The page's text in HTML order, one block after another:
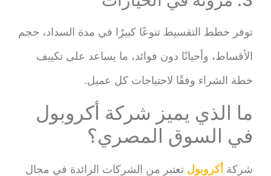
توفر خطط التقسيط تنوعًا كبيرًا في مدة السداد، حجم
الأقساط، وأحيانًا دون فوائد، ما يساعد على تكييف
خطة الشراء وفقًا لاحتياجات كل عميل.
ما الذي يميز شركة أكروبول
في السوق المصري؟
شركة أكروبولتعتبر من الشركات الرائدة في مجال